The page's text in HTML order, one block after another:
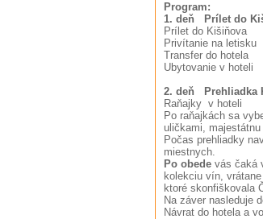
Program:
1. deň Prílet do
Prílet do Kišiňova
Privítanie na letisku
Transfer do hotela
Ubytovanie v hoteli
2. deň Prehliadka
Raňajky v hoteli
Po raňajkách sa
uličkami,
Počas prehliadky
miestnych.
Po obede vás čaká
kolekciu vín,
ktoré skonfiškovala
Na záver nasleduje
Návrat do hotela a